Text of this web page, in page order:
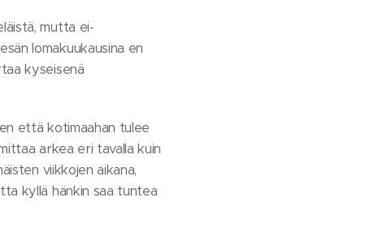
mutta ei-
lomakuukausina en
kyseisenä
että kotimaahan tulee
arkea eri tavalla kuin
viikkojen aikana,
kyllä hänkin saa tuntea